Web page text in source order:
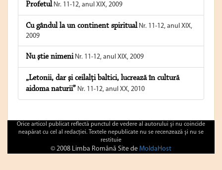
ProfetulNr. 11-12, anul XIX, 2009
Cu gândul la un continent spiritualNr. 11-12, anul XIX,
2009
Nu ştie nimeniNr. 11-12, anul XIX, 2009
„Letonii, dar şi ceilalţi baltici, lucrează în cultură
aidoma naturii” Nr. 11-12, anul XX, 2010
Orice articol publicat reflectă punctul de vedere al autorului şi nu coincide
neapărat cu cel al redacţiei. Textele nepublicate nu se recenzează şi nu se
restituie
© 2008 Limba Română Site de MoldaHost